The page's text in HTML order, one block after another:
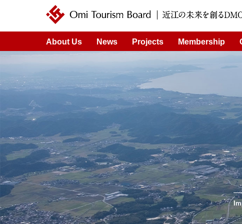
近江ツーリズムボード | 未来の近江を創るDMO
About Us
News Projects Membership
近